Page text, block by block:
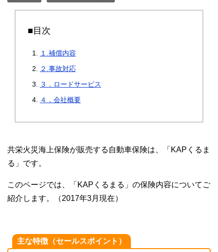
■目次
１.補償内容
２.事故対応
３．ロードサービス
４．会社概要
共栄火災海上保険が販売する自動車保険は、「KAPくるま
る」です。
このページでは、「KAPくるまる」の保険内容についてご
紹介します。（2017年3月現在）
主な特徴（セールスポイント）